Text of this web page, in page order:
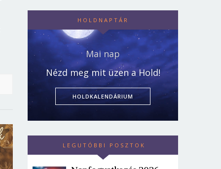
HOLDNAPTÁR
Mai nap
Nézd meg mit üzen a Hold!
HOLDKALENDÁRIUM
LEGUTÓBBI POSZTOK